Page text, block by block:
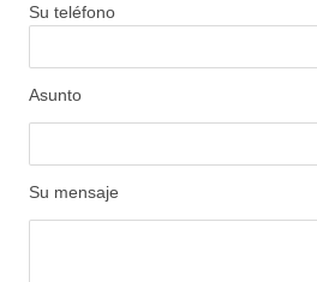
Su teléfono
Asunto
Su mensaje